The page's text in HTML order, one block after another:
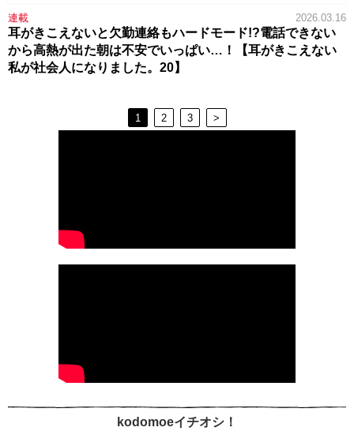
連載 2026.03.16
耳がきこえないと欠勤連絡もハードモード!?電話できない
から高熱が出た朝は不安でいっぱい…！【耳がきこえない
私が社会人になりました。20】
1 2 3 >
kodomoeイチオシ！